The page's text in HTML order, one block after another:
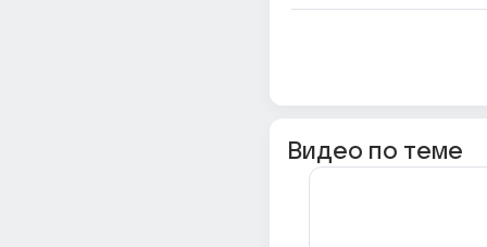
Видео по теме